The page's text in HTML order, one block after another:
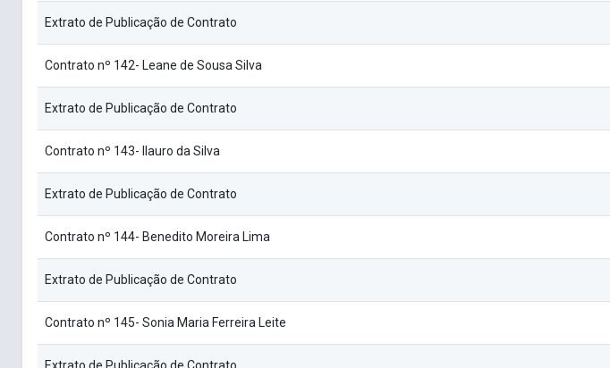
Extrato de Publicação de Contrato
Contrato nº 142- Leane de Sousa Silva
Extrato de Publicação de Contrato
Contrato nº 143- Ilauro da Silva
Extrato de Publicação de Contrato
Contrato nº 144- Benedito Moreira Lima
Extrato de Publicação de Contrato
Contrato nº 145- Sonia Maria Ferreira Leite